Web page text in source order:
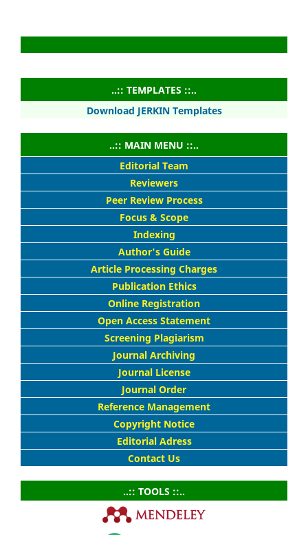
..:: TEMPLATES ::..
Download JERKIN Templates
..:: MAIN MENU ::..
Editorial Team
Reviewers
Peer Review Process
Focus & Scope
Indexing
Author's Guide
Article Processing Charges
Publication Ethics
Online Registration
Open Access Statement
Screening Plagiarism
Journal Archiving
Journal License
Journal Order
Reference Management
Copyright Notice
Editorial Adress
Contact Us
..:: TOOLS ::..